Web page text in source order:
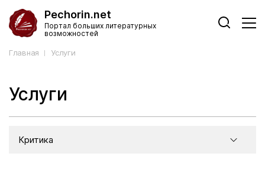
Pechorin.net
Портал больших литературных
возможностей
Главная Услуги
Услуги
Критика